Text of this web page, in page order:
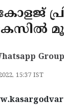
Group
15:37 IST